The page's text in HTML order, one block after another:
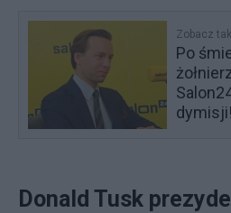
Zobacz
Po
dymisji!
Donald Tusk